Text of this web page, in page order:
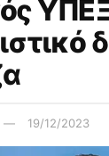
19/12/2023